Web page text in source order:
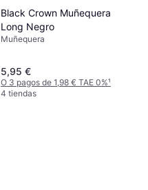
Black Crown Muñequera
Long Negro
Muñequera
5,95 €
O 3 pagos de 1,98 € TAE 0%¹
4 tiendas